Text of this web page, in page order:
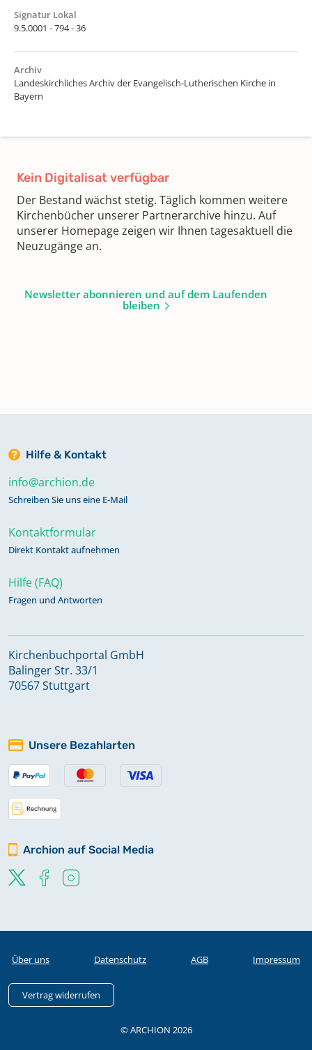
Signatur Lokal
9.5.0001 - 794 - 36
Archiv
Landeskirchliches Archiv der Evangelisch-Lutherischen Kirche in
Bayern
Kein Digitalisat verfügbar
Der Bestand wächst stetig. Täglich kommen weitere
Kirchenbücher unserer Partnerarchive hinzu. Auf
unserer Homepage zeigen wir Ihnen tagesaktuell die
Neuzugänge an.
Newsletter abonnieren und auf dem Laufenden
bleiben
Hilfe & Kontakt
info@archion.de
Schreiben Sie uns eine E-Mail
Kontaktformular
Direkt Kontakt aufnehmen
Hilfe (FAQ)
Fragen und Antworten
Kirchenbuchportal GmbH
Balinger Str. 33/1
70567 Stuttgart
Unsere Bezahlarten
Archion auf Social Media
Über uns Datenschutz AGB Impressum
Vertrag widerrufen
© ARCHION 2026